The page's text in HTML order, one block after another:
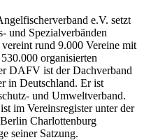
e.V. setzt
und Spezialverbänden
vereint rund 9.000 Vereine mit
organisierten
DAFV ist der Dachverband
in Deutschland. Er ist
und Umweltverband.
im Vereinsregister unter der
Charlottenburg
seiner Satzung.